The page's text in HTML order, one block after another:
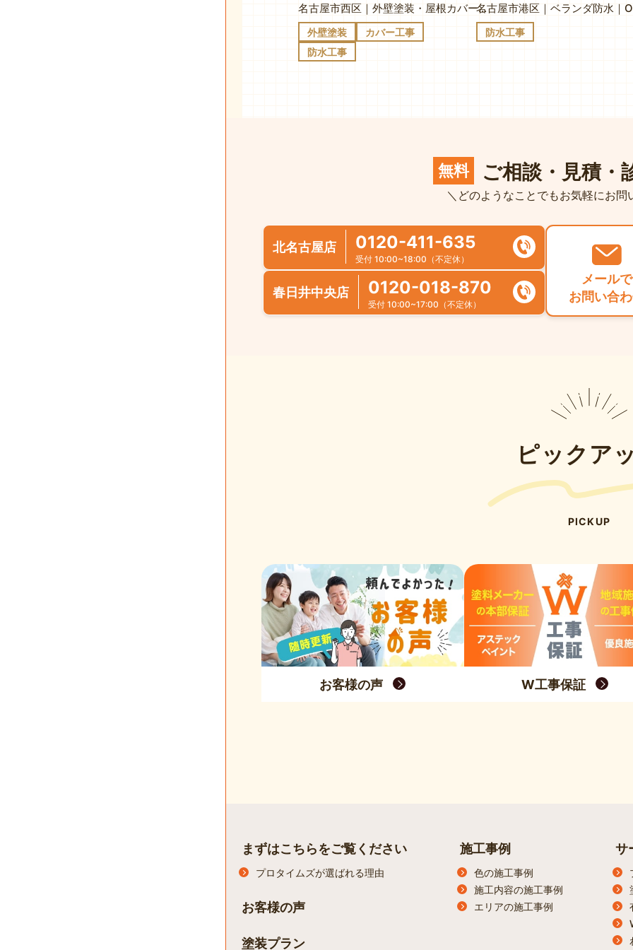
名古屋市西区｜外壁塗装・屋根カバー・ベランダ防水｜K様邸
外壁塗装
カバー工事
防水工事
名古屋市港区｜ベランダ防水｜
防水工事
無料 ご相談・見積・
＼どのようなことでもお気軽にお問
北名古屋店 0120-411-635
受付 10:00~18:00（不定休）
春日井中央店 0120-018-870
受付 10:00~17:00（不定休）
メールで
お問い合
ピックア
PICKUP
お客様の声 W工事保証
まずはこちらをご覧ください
プロタイムズが選ばれる理由
お客様の声
塗装プラン
施工事例
色の施工事例
施工内容の施工事例
エリアの施工事例
サ